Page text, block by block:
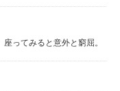
ってみると意外と窮屈。